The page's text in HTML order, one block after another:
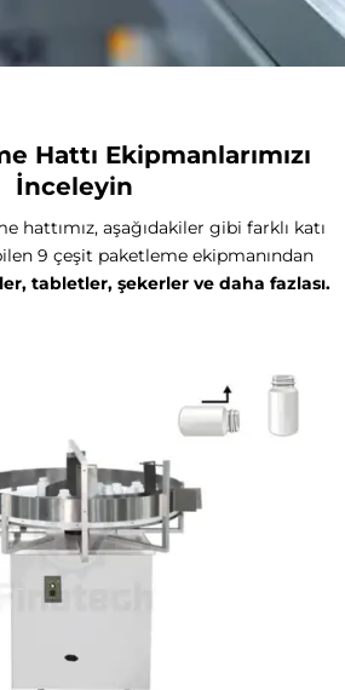
Hattı Ekipmanlarımızı
İnceleyin
hattımız, aşağıdakiler gibi farklı katı
9 çeşit paketleme ekipmanından
tabletler, şekerler ve daha fazlası.